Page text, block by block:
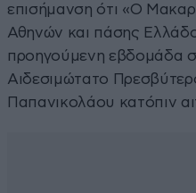
επισήμανση ότι «O
Αθηνών και πάσης
προηγούμενη εβδομάδα
Αιδεσιμώτατο
Παπανικολάου κατόπιν